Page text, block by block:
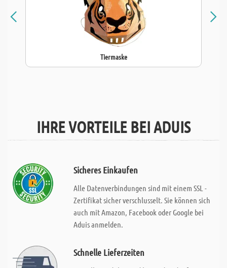
Tiermaske
IHRE VORTEILE BEI ADUIS
Sicheres Einkaufen
Alle Datenverbindungen sind mit einem SSL -
Zertifikat sicher verschlusselt. Sie können sich
auch mit Amazon, Facebook oder Google bei
Aduis anmelden.
Schnelle Lieferzeiten